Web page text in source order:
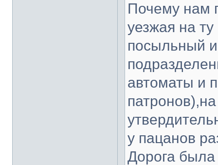
Почему нам
уезжая на
посыльный
автоматы и
у пацанов
Дорога была